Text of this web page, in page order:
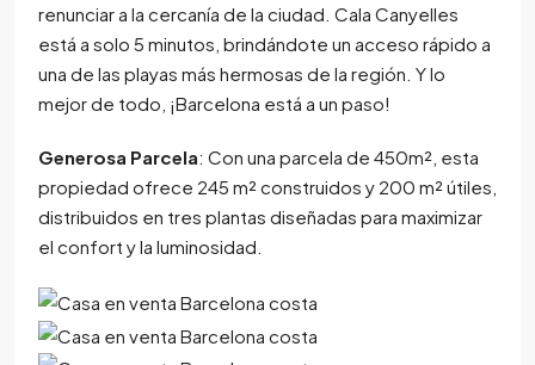
renunciar a la cercanía de la ciudad. Cala Canyelles
está a solo 5 minutos, brindándote un acceso rápido a
una de las playas más hermosas de la región. Y lo
mejor de todo, ¡Barcelona está a un paso!
Generosa Parcela: Con una parcela de 450m², esta
propiedad ofrece 245 m² construidos y 200 m² útiles,
distribuidos en tres plantas diseñadas para maximizar
el confort y la luminosidad.